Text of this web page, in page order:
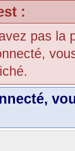
:
pas la